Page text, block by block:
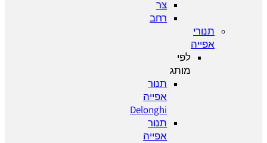
רחב
תנורי
אפייה
לפי
תנור
אפייה
Delonghi
תנור
אפייה